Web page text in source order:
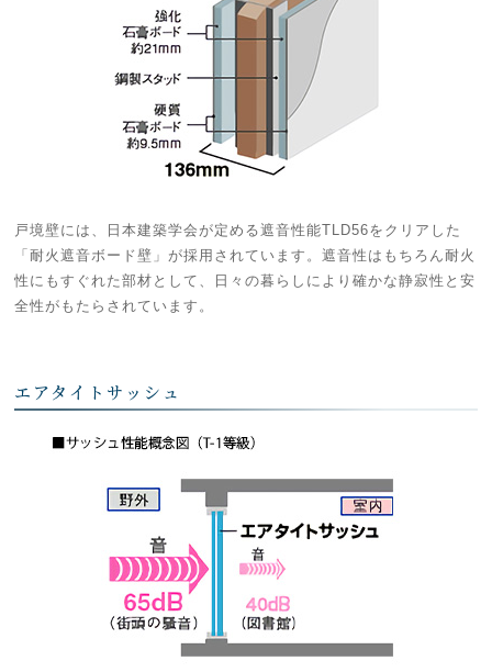
戸境壁には、日本建築学会が定める遮音性能TLD56をクリアした
「耐火遮音ボード壁」が採用されています。遮音性はもちろん耐火
性にもすぐれた部材として、日々の暮らしにより確かな静寂性と安
全性がもたらされています。
エアタイトサッシュ